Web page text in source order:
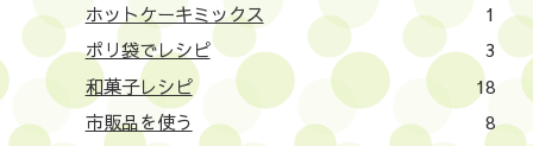
ホットケーキミックス
1
ポリ袋でレシピ
3
和菓子レシピ
18
市販品を使う
8